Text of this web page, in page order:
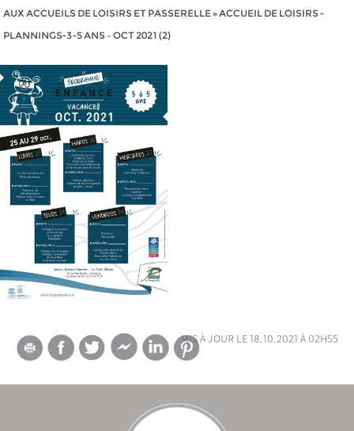
AUX ACCUEILS DE LOISIRS ET PASSERELLE»ACCUEIL DE LOISIRS -
PLANNINGS-3-5 ANS – OCT 2021 (2)
mis à jour le 18.10.2021 à 02h55